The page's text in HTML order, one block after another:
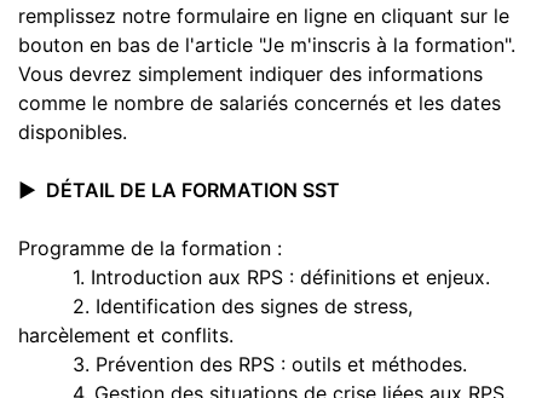
remplissez notre formulaire en ligne en cliquant sur le
bouton en bas de l'article "Je m'inscris à la formation".
Vous devrez simplement indiquer des informations
comme le nombre de salariés concernés et les dates
disponibles.
▶️ DÉTAIL DE LA FORMATION SST
Programme de la formation :
1. Introduction aux RPS : définitions et enjeux.
2. Identification des signes de stress,
harcèlement et conflits.
3. Prévention des RPS : outils et méthodes.
4. Gestion des situations de crise liées aux RPS.